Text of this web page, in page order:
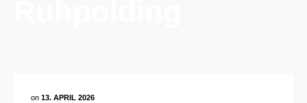
on 13. APRIL 2026